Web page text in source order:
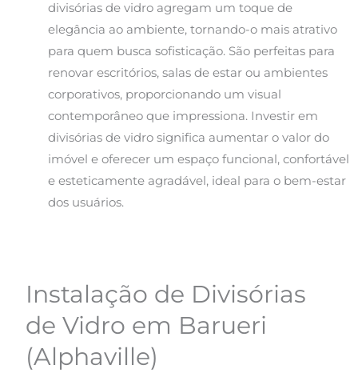
divisórias de vidro agregam um toque de
elegância ao ambiente, tornando-o mais atrativo
para quem busca sofisticação. São perfeitas para
renovar escritórios, salas de estar ou ambientes
corporativos, proporcionando um visual
contemporâneo que impressiona. Investir em
divisórias de vidro significa aumentar o valor do
imóvel e oferecer um espaço funcional, confortável
e esteticamente agradável, ideal para o bem-estar
dos usuários.
Instalação de Divisórias
de Vidro em Barueri
(Alphaville)